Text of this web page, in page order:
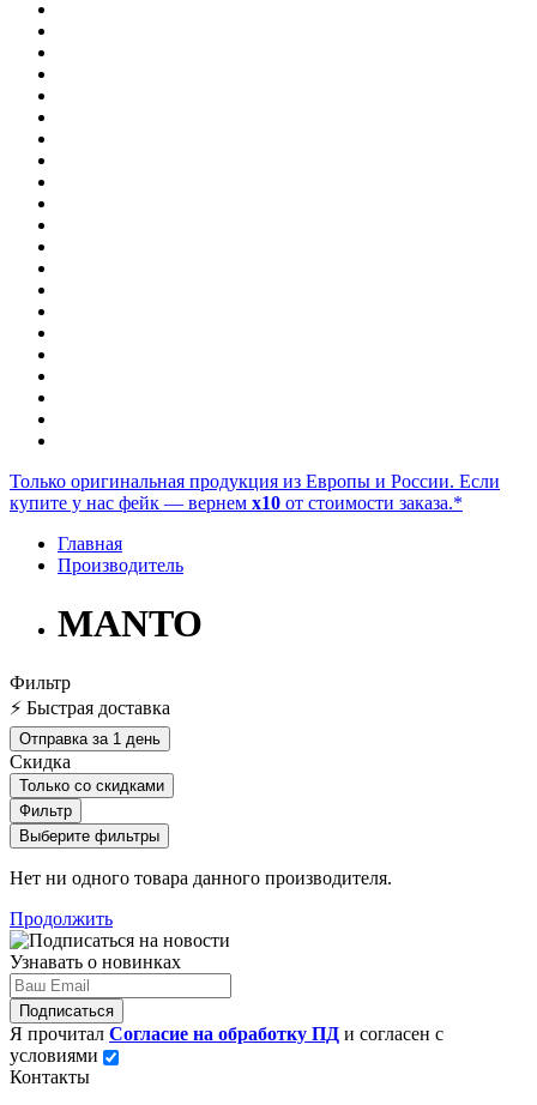
Только оригинальная продукция из Европы и России. Если
купите у нас фейк — вернем x10 от стоимости заказа.*
Главная
Производитель
MANTO
Фильтр
⚡ Быстрая доставка
Отправка за 1 день
Скидка
Только со cкидками
Фильтр
Выберите фильтры
Нет ни одного товара данного производителя.
Продолжить
Узнавать о новинках
Подписаться
Я прочитал Согласие на обработку ПД и согласен с
условиями
Контакты